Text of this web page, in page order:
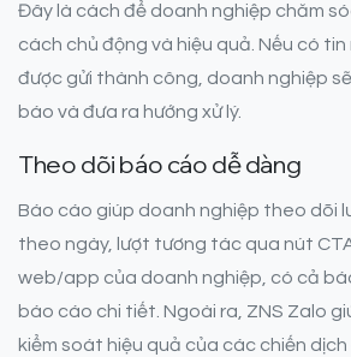
Đây là cách để doanh nghiệp chăm
cách chủ động và hiệu quả. Nếu có tin
được gửi thành công, doanh nghiệp
báo và đưa ra hướng xử lý.
Theo dõi báo cáo dễ dàng
Báo cáo giúp doanh nghiệp theo dõi
theo ngày, lượt tương tác qua nút
web/app của doanh nghiệp, có cả
báo cáo chi tiết. Ngoài ra, ZNS Zalo
kiểm soát hiệu quả của các chiến dịch